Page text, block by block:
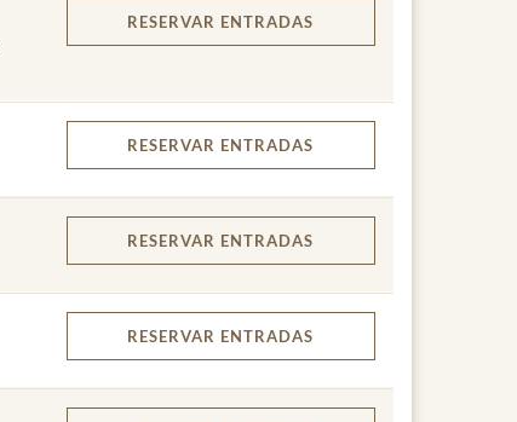
RESERVAR ENTRADAS
RESERVAR ENTRADAS
RESERVAR ENTRADAS
RESERVAR ENTRADAS